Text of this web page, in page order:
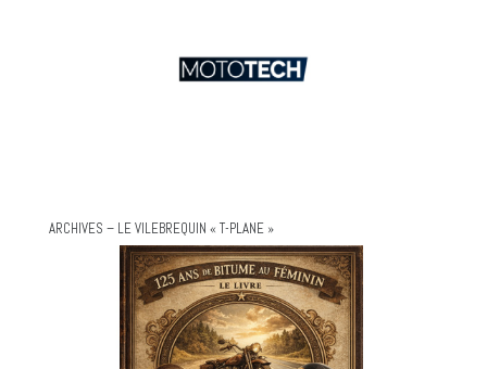
ARCHIVES – LE VILEBREQUIN « T-PLANE »